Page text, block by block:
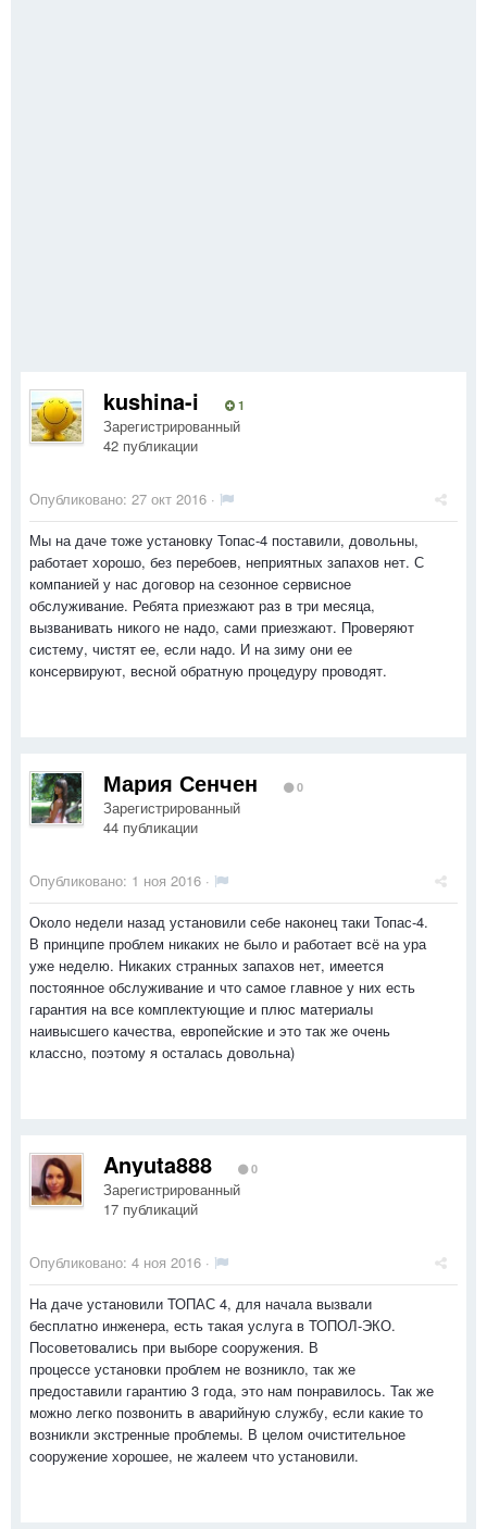
kushina-i 1
Зарегистрированный
42 публикации
Опубликовано: 27 окт 2016 ·
Мы на даче тоже установку Топас-4 поставили, довольны,
работает хорошо, без перебоев, неприятных запахов нет. С
компанией у нас договор на сезонное сервисное
обслуживание. Ребята приезжают раз в три месяца,
вызванивать никого не надо, сами приезжают. Проверяют
систему, чистят ее, если надо. И на зиму они ее
консервируют, весной обратную процедуру проводят.
Мария Сенчен 0
Зарегистрированный
44 публикации
Опубликовано: 1 ноя 2016 ·
Около недели назад установили себе наконец таки Топас-4.
В принципе проблем никаких не было и работает всё на ура
уже неделю. Никаких странных запахов нет, имеется
постоянное обслуживание и что самое главное у них есть
гарантия на все комплектующие и плюс материалы
наивысшего качества, европейские и это так же очень
классно, поэтому я осталась довольна)
Anyuta888 0
Зарегистрированный
17 публикаций
Опубликовано: 4 ноя 2016 ·
На даче установили ТОПАС 4, для начала вызвали
бесплатно инженера, есть такая услуга в ТОПОЛ-ЭКО.
Посоветовались при выборе сооружения. В
процессе установки проблем не возникло, так же
предоставили гарантию 3 года, это нам понравилось. Так же
можно легко позвонить в аварийную службу, если какие то
возникли экстренные проблемы. В целом очистительное
сооружение хорошее, не жалеем что установили.